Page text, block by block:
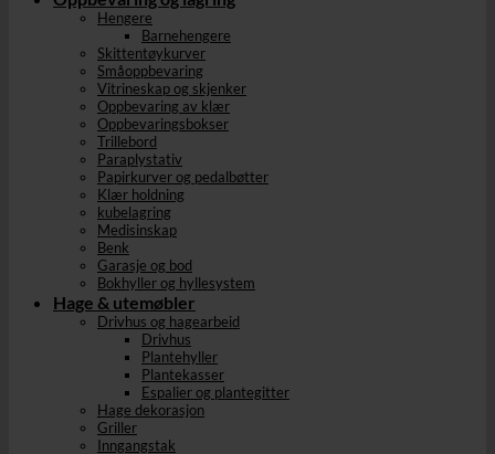
Hengere
Barnehengere
Skittentøykurver
Småoppbevaring
Vitrineskap og skjenker
Oppbevaring av klær
Oppbevaringsbokser
Trillebord
Paraplystativ
Papirkurver og pedalbøtter
Klær holdning
kubelagring
Medisinskap
Benk
Garasje og bod
Bokhyller og hyllesystem
Hage & utemøbler
Drivhus og hagearbeid
Drivhus
Plantehyller
Plantekasser
Espalier og plantegitter
Hage dekorasjon
Griller
Inngangstak